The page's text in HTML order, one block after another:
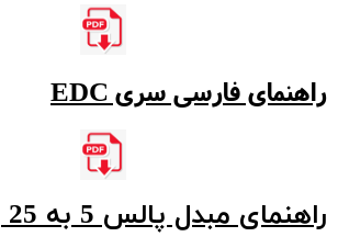
راهنمای فارسی سری EDC
​راهنمای مبدل پالس 5 به 25 ولت